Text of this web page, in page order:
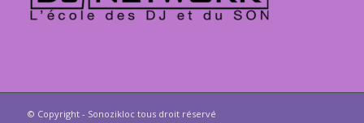
© Copyright - Sonozikloc tous droit réservé